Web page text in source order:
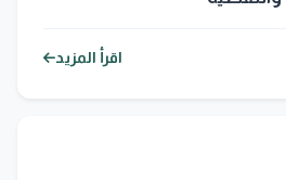
اقرأ المزيد